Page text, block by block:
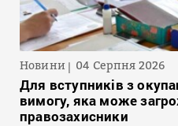
Новини 04 Серпня 2026
Для вступників з
вимогу, яка може
правозахисники